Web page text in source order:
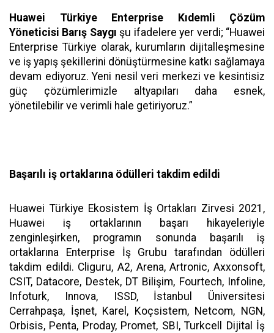
Huawei Türkiye Enterprise Kıdemli Çözüm
Yöneticisi Barış Saygı şu ifadelere yer verdi; “Huawei
Enterprise Türkiye olarak, kurumların dijitalleşmesine
ve iş yapış şekillerini dönüştürmesine katkı sağlamaya
devam ediyoruz. Yeni nesil veri merkezi ve kesintisiz
güç çözümlerimizle altyapıları daha esnek,
yönetilebilir ve verimli hale getiriyoruz.”
Başarılı iş ortaklarına ödülleri takdim edildi
Huawei Türkiye Ekosistem İş Ortakları Zirvesi 2021,
Huawei iş ortaklarının başarı hikayeleriyle
zenginleşirken, programın sonunda başarılı iş
ortaklarına Enterprise İş Grubu tarafından ödülleri
takdim edildi. Cliguru, A2, Arena, Artronic, Axxonsoft,
CSIT, Datacore, Destek, DT Bilişim, Fourtech, Infoline,
Infoturk, Innova, ISSD, İstanbul Üniversitesi
Cerrahpaşa, İşnet, Karel, Koçsistem, Netcom, NGN,
Orbisis, Penta, Proday, Promet, SBI, Turkcell Dijital İş